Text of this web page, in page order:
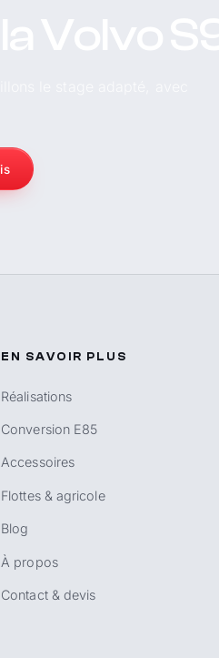
EN SAVOIR PLUS
Réalisations
Conversion E85
Accessoires
Flottes & agricole
Blog
À propos
Contact & devis